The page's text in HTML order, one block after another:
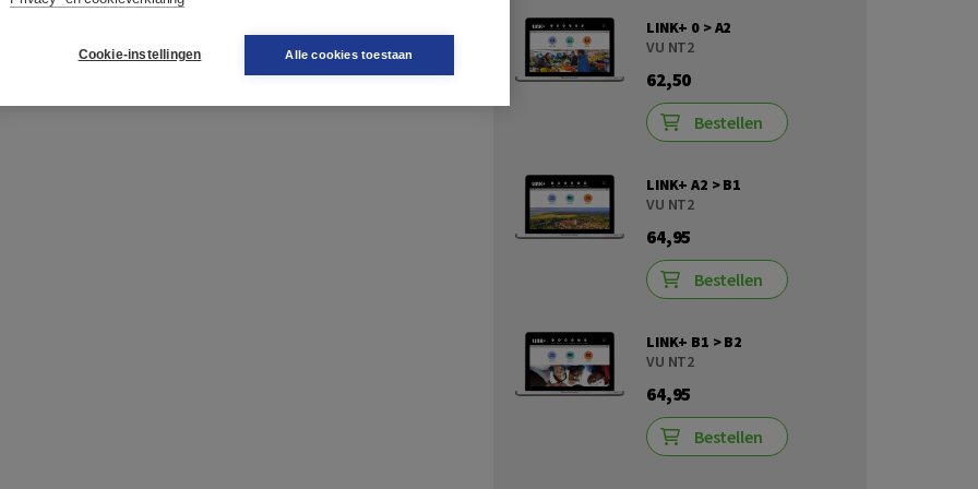
praktijkopdrachten, een onderdeel waarin aandacht wordt
onderdeel aan het eind van elk thema.
LINK+ 0 > A2
VU NT2
62,50
Bestellen
LINK+ A2 > B1
VU NT2
64,95
Bestellen
LINK+ B1 > B2
VU NT2
64,95
Bestellen
Cookie-instellingen Alle cookies toestaan